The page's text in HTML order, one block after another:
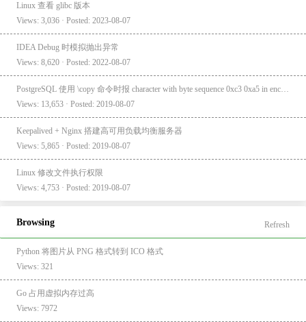
Linux 查看 glibc 版本
Views: 3,036 · Posted: 2023-08-07
IDEA Debug 时模拟抛出异常
Views: 8,620 · Posted: 2022-08-07
Views: 13,653 · Posted: 2019-08-07
Keepalived + Nginx 搭建高可用负载均衡服务器
Views: 5,865 · Posted: 2019-08-07
Linux 修改文件执行权限
Views: 4,753 · Posted: 2019-08-07
Browsing Refresh
Python 将图片从 PNG 格式转到 ICO 格式
Views: 321
Go 占用虚拟内存过高
Views: 7972